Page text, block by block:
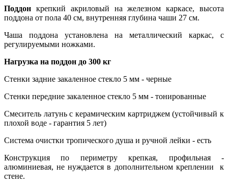
Поддон крепкий акриловый на железном каркасе, высота
поддона от пола 40 см, внутренняя глубина чаши 27 см.
Чаша поддона установлена на металлический каркас, с
регулируемыми ножками.
Нагрузка на поддон до 300 кг
Стенки задние закаленное стекло 5 мм - черные
Стенки передние закаленное стекло 5 мм - тонированные
Смеситель латунь с керамическим картриджем (устойчивый к
плохой воде - гарантия 5 лет)
Система очистки тропического душа и ручной лейки - есть
Конструкция по периметру крепкая, профильная -
алюминиевая, не нуждается в дополнительном креплении к
стене.